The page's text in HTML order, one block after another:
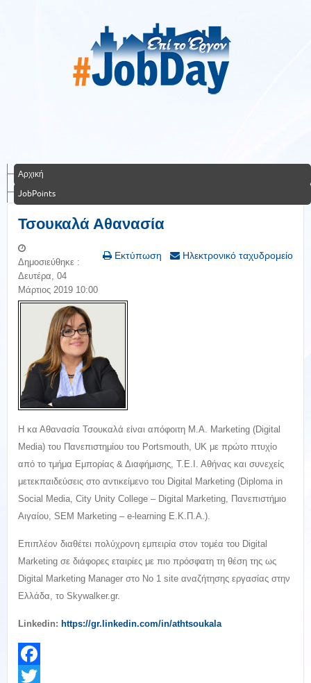
Αρχική
JobPoints
Τσουκαλά Αθανασία
Εκτύπωση Ηλεκτρονικό ταχυδρομείο
Δημοσιεύθηκε :
Δευτέρα, 04
Μάρτιος 2019 10:00
Η κα Αθανασία Τσουκαλά είναι απόφοιτη M.A. Marketing (Digital
Media) του Πανεπιστημίου του Portsmouth, UK με πρώτο πτυχίο
από το τμήμα Εμπορίας & Διαφήμισης, Τ.Ε.Ι. Αθήνας και συνεχείς
μετεκπαιδεύσεις στο αντικείμενο του Digital Marketing (Diploma in
Social Media, City Unity College – Digital Marketing, Πανεπιστήμιο
Αιγαίου, SEM Marketing – e-learning Ε.Κ.Π.Α.).
Επιπλέον διαθέτει πολύχρονη εμπειρία στον τομέα του Digital
Marketing σε διάφορες εταιρίες με πιο πρόσφατη τη θέση της ως
Digital Marketing Manager στο Νο 1 site αναζήτησης εργασίας στην
Ελλάδα, το Skywalker.gr.
Linkedin: https://gr.linkedin.com/in/athtsoukala
Facebook